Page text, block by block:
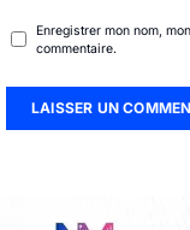
Enregistrer mon nom,
commentaire.